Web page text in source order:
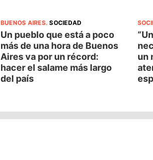
BUENOS AIRES.SOCIEDAD
Un pueblo que está a poco
más de una hora de Buenos
Aires va por un récord:
hacer el salame más largo
del país
un